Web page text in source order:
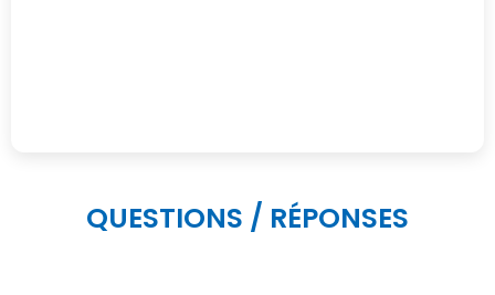
QUESTIONS / RÉPONSES